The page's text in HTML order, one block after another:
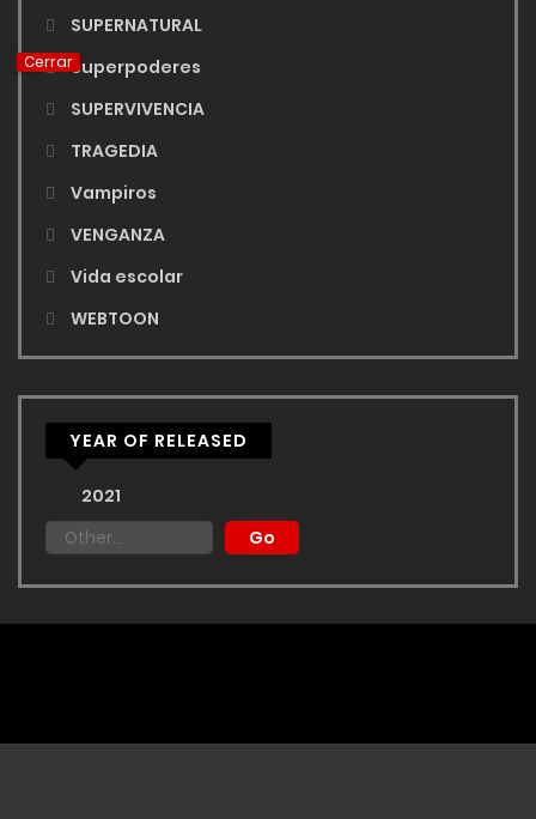
Cerrar
SUPERNATURAL
Superpoderes
SUPERVIVENCIA
TRAGEDIA
Vampiros
VENGANZA
Vida escolar
WEBTOON
YEAR OF RELEASED
2021